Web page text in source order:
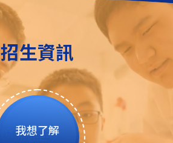
招生資訊
我想了解